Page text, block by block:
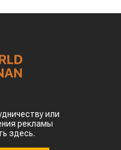
или
рекламы
здесь.